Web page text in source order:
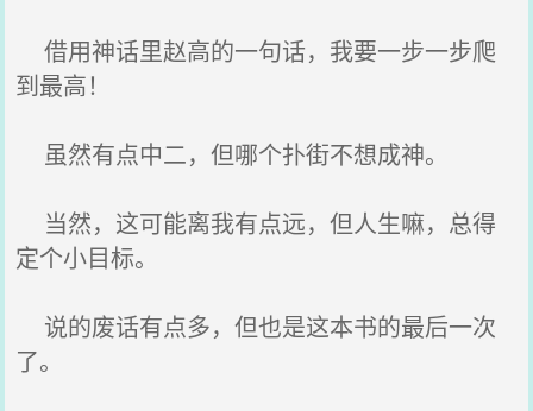
借用神话里赵高的一句话，我要一步一步爬
到最高！
虽然有点中二，但哪个扑街不想成神。
当然，这可能离我有点远，但人生嘛，总得
定个小目标。
说的废话有点多，但也是这本书的最后一次
了。